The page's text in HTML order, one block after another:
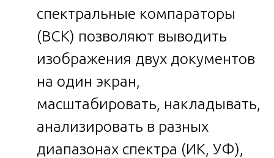
спектральные компараторы
(ВСК) позволяют выводить
изображения двух документов
на один экран,
масштабировать, накладывать,
анализировать в разных
диапазонах спектра (ИК, УФ),